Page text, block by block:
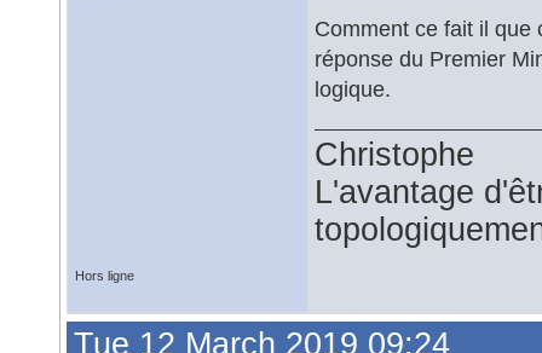
Comment ce fait il que
réponse du Premier
logique.
Christophe
L'avantage
Hors ligne
Tue 12 March 2019 09:24